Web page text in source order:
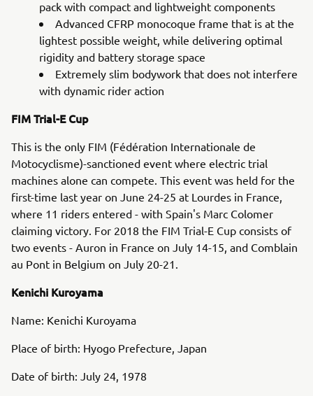
pack with compact and lightweight components
Advanced CFRP monocoque frame that is at the
lightest possible weight, while delivering optimal
rigidity and battery storage space
Extremely slim bodywork that does not interfere
with dynamic rider action
FIM Trial-E Cup
This is the only FIM (Fédération Internationale de
Motocyclisme)-sanctioned event where electric trial
machines alone can compete. This event was held for the
first-time last year on June 24-25 at Lourdes in France,
where 11 riders entered - with Spain's Marc Colomer
claiming victory. For 2018 the FIM Trial-E Cup consists of
two events - Auron in France on July 14-15, and Comblain
au Pont in Belgium on July 20-21.
Kenichi Kuroyama
Name: Kenichi Kuroyama
Place of birth: Hyogo Prefecture, Japan
Date of birth: July 24, 1978